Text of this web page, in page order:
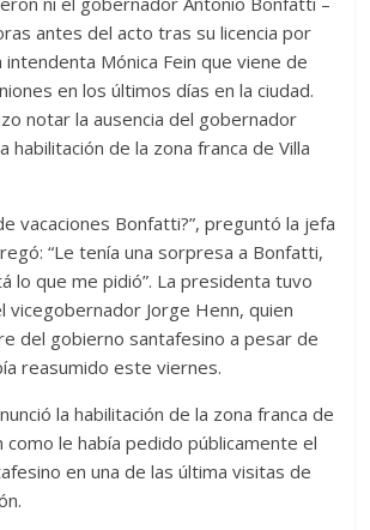
antes del acto tras su licencia por
intendenta Mónica Fein que viene de
en los últimos días en la ciudad.
notar la ausencia del gobernador
habilitación de la zona franca de Villa
vacaciones Bonfatti?”, preguntó la jefa
“Le tenía una sorpresa a Bonfatti,
lo que me pidió”. La presidenta tuvo
vicegobernador Jorge Henn, quien
del gobierno santafesino a pesar de
reasumido este viernes.
la habilitación de la zona franca de
como le había pedido públicamente el
en una de las última visitas de